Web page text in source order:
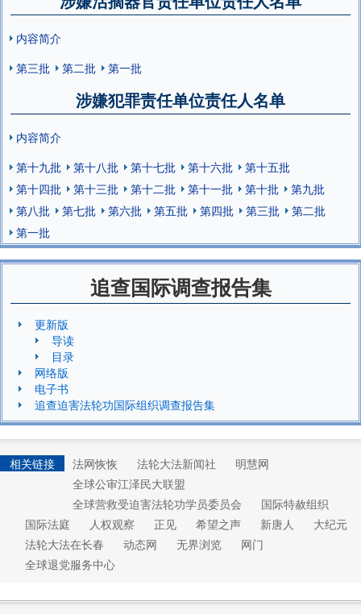
内容简介
第三批
第二批 第一批
涉嫌犯罪责任单位责任人名单
内容简介
第十九批
第十八批 第十七批 第十六批
第十五批
第十四批
第十三批 第十二批 第十一批 第十批
第九批
第八批
第七批 第六批 第五批 第四批 第三批
第二批
第一批
追查国际调查报告集
更新版
导读
目录
网络版
电子书
追查迫害法轮功国际组织调查报告集
相关链接 法网恢恢 法轮大法新闻社
明慧网
全球公审江泽民大联盟
全球营救受迫害法轮功学员委员会
国际特赦组织
国际法庭
人权观察 正见 希望之声 新唐人
大纪元
法轮大法在长春
动态网 无界浏览
网门
全球退党服务中心